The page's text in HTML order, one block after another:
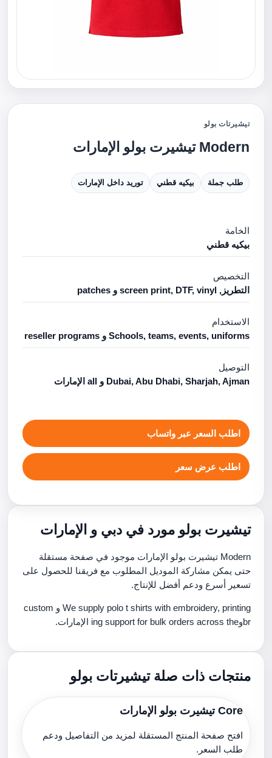
تيشيرتات بولو
Modern تيشيرت بولو الإمارات
طلب جملة بيكيه قطني توريد داخل الإمارات
الخامة
بيكيه قطني
التخصيص
التطريز, screen print, DTF, vinyl و patches
الاستخدام
Schools, teams, events, uniforms و reseller programs
التوصيل
Dubai, Abu Dhabi, Sharjah, Ajman و all الإمارات
اطلب السعر عبر واتساب
اطلب عرض سعر
تيشيرت بولو مورد في دبي و الإمارات
Modern تيشيرت بولو الإمارات موجود في صفحة مستقلة
حتى يمكن مشاركة الموديل المطلوب مع فريقنا للحصول على
تسعير أسرع ودعم أفضل للإنتاج.
We supply polo t shirts with embroidery, printing و custom
brوing support for bulk orders across the الإمارات.
منتجات ذات صلة تيشيرتات بولو
Core تيشيرت بولو الإمارات
افتح صفحة المنتج المستقلة لمزيد من التفاصيل ودعم
طلب السعر.